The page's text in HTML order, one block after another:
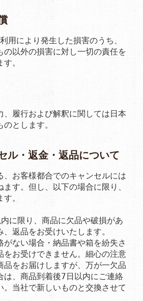
用により発生した損害のうち、
の以外の損害に対し一切の責任を
。
、履行および解釈に関しては日本
とします。
・返金・返品について
、お客様都合でのキャンセルには
す。但し、以下の場合に限り、
。
に限り、商品に欠品や破損があ
返品をお受けいたします。
がない場合・納品書や箱を紛失さ
をお受けできません。細心の注意
品をお届けしますが、万が一欠品
は、商品到着後7日以内にご連絡
。当社で新しいものと交換させて